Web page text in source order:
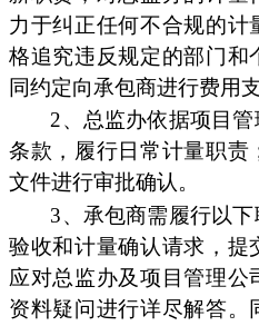
力于纠正任何不合规的
格追究违反规定的部门和
同约定向承包商进行费用支
2、总监办依据项目
条款，履行日常计量职责
文件进行审批确认。
3、承包商需履行以
验收和计量确认请求，提
应对总监办及项目管理公
资料疑问进行详尽解答。